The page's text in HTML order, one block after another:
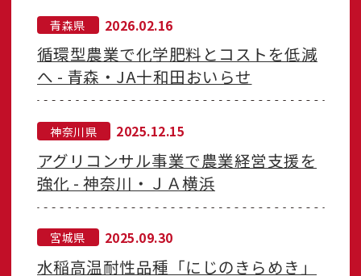
青森県 2026.02.16
循環型農業で化学肥料とコストを低減
へ - 青森・JA十和田おいらせ
神奈川県 2025.12.15
アグリコンサル事業で農業経営支援を
強化 - 神奈川・ＪＡ横浜
宮城県 2025.09.30
水稲高温耐性品種「にじのきらめき」